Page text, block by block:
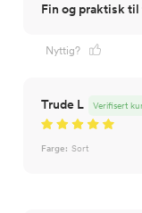
Fin og praktisk
Nyttig?
Trude L Verifisert
Farge: Sort